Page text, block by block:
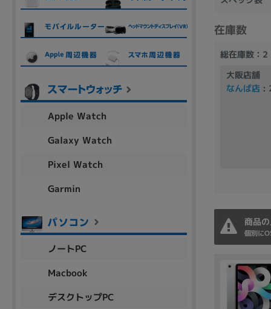
在庫数
総在庫数：2
大阪店舗
なんば店 :
商品
個別に
Apple Watch
Galaxy Watch
Pixel Watch
Garmin
ノートPC
Macbook
デスクトップPC
ランク
商品状態の絞り込み
新品/未使用 中古 新品 Aランク Bラ
容量
~